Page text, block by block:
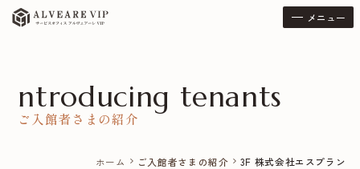
メニュー
ntroducing tenants
ご入館者さまの紹介
ホーム chevron_right ご入館者さまの紹介 chevron_right 3F 株式会社エスプラン